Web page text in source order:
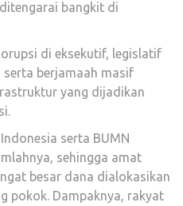
bangkit di
di eksekutif, legislatif
berjamaah masif
yang dijadikan
serta BUMN
sehingga amat
besar dana dialokasikan
pokok. Dampaknya, rakyat